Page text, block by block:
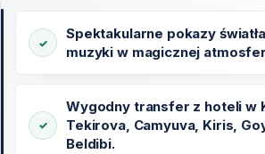
Spektakularne pokazy
muzyki w magicznej
Wygodny transfer z hoteli w
Tekirova, Camyuva, Kiris,
Beldibi.